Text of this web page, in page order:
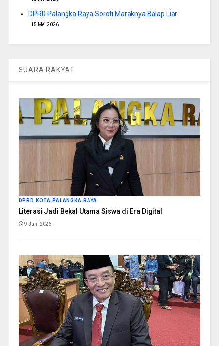
DPRD Palangka Raya Soroti Maraknya Balap Liar
15 Mei 2026
SUARA RAKYAT
DPRD KOTA PALANGKA RAYA
Literasi Jadi Bekal Utama Siswa di Era Digital
9 Juni 2026